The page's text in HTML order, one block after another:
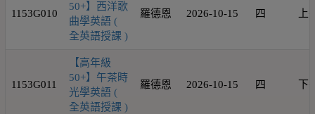
1153G010
50+】西洋歌
曲學英語 (
全英語授課 )
羅德恩 2026-10-15 四 上
1153G011
【高年級
50+】午茶時
光學英語 (
全英語授課 )
羅德恩 2026-10-15 四 下